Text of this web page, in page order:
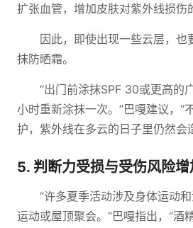
扩张血管，增加皮肤对紫外线损伤
因此，即使出现一些云层，也
抹防晒霜。
“出门前涂抹SPF 30或更高的
小时重新涂抹一次。”巴嘎建议，“
护，紫外线在多云的日子里仍然会
5. 判断力受损与受伤风险增
“许多夏季活动涉及身体运动
运动或屋顶聚会。”巴嘎指出，“酒